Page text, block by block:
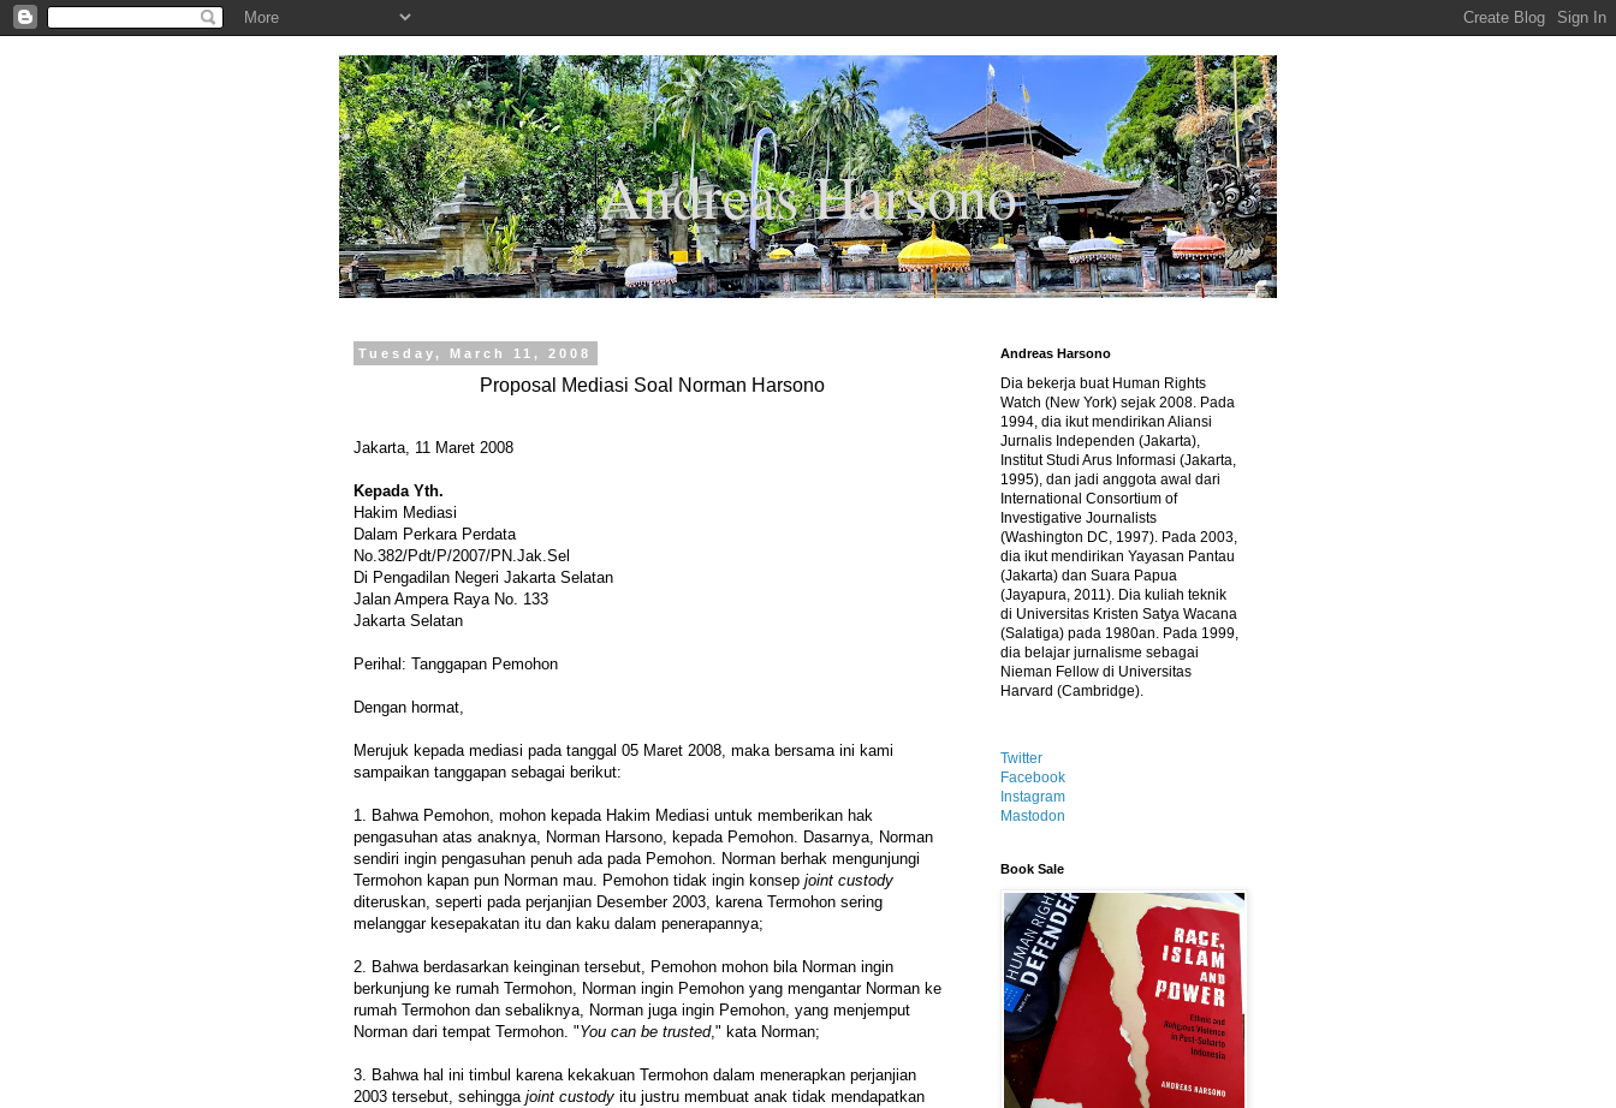
.
Andreas Harsono
Tuesday, March 11, 2008
Proposal Mediasi Soal Norman Harsono
Jakarta, 11 Maret 2008
Kepada Yth.
Hakim Mediasi
Dalam Perkara Perdata
No.382/Pdt/P/2007/PN.Jak.Sel
Di Pengadilan Negeri Jakarta Selatan
Jalan Ampera Raya No. 133
Jakarta Selatan
Perihal: Tanggapan Pemohon
Dengan hormat,
Merujuk kepada mediasi pada tanggal 05 Maret 2008, maka bersama ini kami
sampaikan tanggapan sebagai berikut:
1. Bahwa Pemohon, mohon kepada Hakim Mediasi untuk memberikan hak
pengasuhan atas anaknya, Norman Harsono, kepada Pemohon. Dasarnya, Norman
sendiri ingin pengasuhan penuh ada pada Pemohon. Norman berhak mengunjungi
Termohon kapan pun Norman mau. Pemohon tidak ingin konsep joint custody
diteruskan, seperti pada perjanjian Desember 2003, karena Termohon sering
melanggar kesepakatan itu dan kaku dalam penerapannya;
2. Bahwa berdasarkan keinginan tersebut, Pemohon mohon bila Norman ingin
berkunjung ke rumah Termohon, Norman ingin Pemohon yang mengantar Norman ke
rumah Termohon dan sebaliknya, Norman juga ingin Pemohon, yang menjemput
Norman dari tempat Termohon. "You can be trusted," kata Norman;
3. Bahwa hal ini timbul karena kekakuan Termohon dalam menerapkan perjanjian
2003 tersebut, sehingga joint custody itu justru membuat anak tidak mendapatkan
Andreas Harsono
Dia bekerja buat Human Rights
Watch (New York) sejak 2008. Pada
1994, dia ikut mendirikan Aliansi
Jurnalis Independen (Jakarta),
Institut Studi Arus Informasi (Jakarta,
1995), dan jadi anggota awal dari
International Consortium of
Investigative Journalists
(Washington DC, 1997). Pada 2003,
dia ikut mendirikan Yayasan Pantau
(Jakarta) dan Suara Papua
(Jayapura, 2011). Dia kuliah teknik
di Universitas Kristen Satya Wacana
(Salatiga) pada 1980an. Pada 1999,
dia belajar jurnalisme sebagai
Nieman Fellow di Universitas
Harvard (Cambridge).
Twitter
Facebook
Instagram
Mastodon
Book Sale